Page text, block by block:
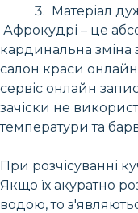
Матеріал
Афрокудрі – це
кардинальна зміна
салон краси
сервіс онлайн
зачіски не
температури та
При розчісуванні
Якщо їх акуратно
водою, то